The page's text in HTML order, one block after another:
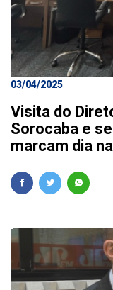
03/04/2025
Visita do
Sorocaba e
marcam dia